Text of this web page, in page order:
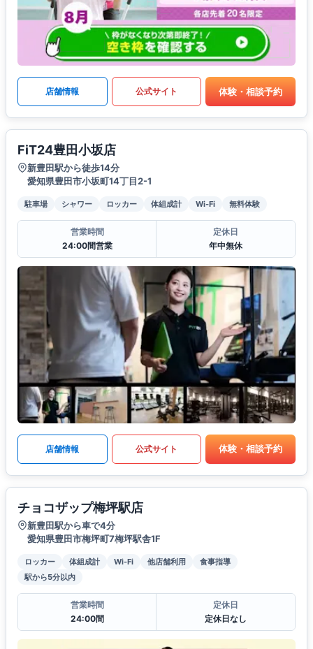
店舗情報 公式サイト 体験・相談予約
FiT24豊田小坂店
新豊田駅から徒歩14分
愛知県豊田市小坂町14丁目2-1
駐車場 シャワー ロッカー 体組成計 Wi-Fi 無料体験
営業時間
24:00間営業
定休日
年中無休
店舗情報 公式サイト 体験・相談予約
チョコザップ梅坪駅店
新豊田駅から車で4分
愛知県豊田市梅坪町7梅坪駅舎1F
ロッカー 体組成計 Wi-Fi 他店舗利用
食事指導
駅から5分以内
営業時間
24:00間
定休日
定休日なし